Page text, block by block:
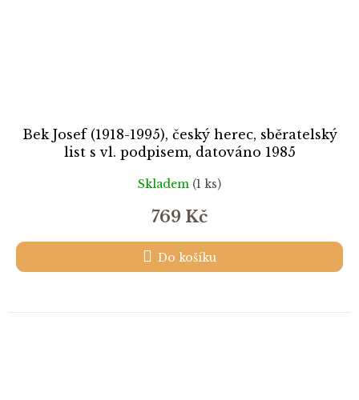
Bek Josef (1918-1995), český herec, sběratelský
list s vl. podpisem, datováno 1985
Skladem (1 ks)
769 Kč
Do košíku